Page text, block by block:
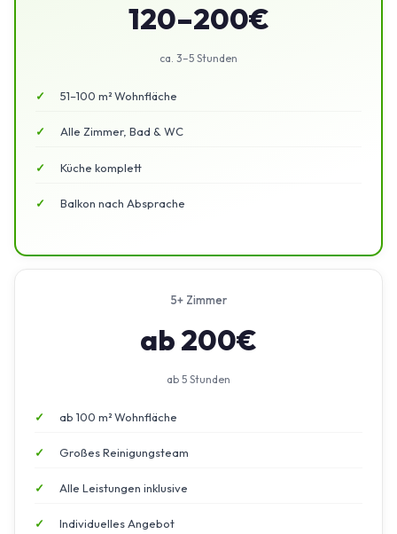
120–200€
ca. 3–5 Stunden
51–100 m² Wohnfläche
Alle Zimmer, Bad & WC
Küche komplett
Balkon nach Absprache
5+ Zimmer
ab 200€
ab 5 Stunden
ab 100 m² Wohnfläche
Großes Reinigungsteam
Alle Leistungen inklusive
Individuelles Angebot